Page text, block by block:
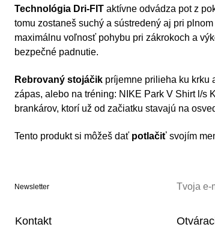
Technológia Dri-FIT aktívne odvádza pot z
tomu zostaneš suchý a sústredený aj pri
maximálnu voľnosť pohybu pri zákrokoch a
bezpečné padnutie.
Rebrovaný stojáčik príjemne prilieha ku krku
zápas, alebo na tréning: NIKE Park V Shirt l/s
brankárov, ktorí už od začiatku stavajú na
Tento produkt si môžeš dať potlačiť svojím
Newsletter
Kontakt